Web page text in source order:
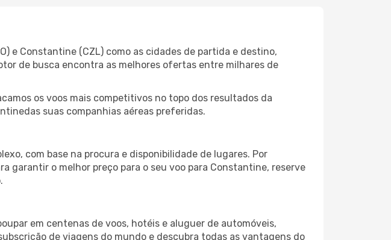
e Constantine (CZL) como as cidades de partida e destino,
de busca encontra as melhores ofertas entre milhares de
os voos mais competitivos no topo dos resultados da
suas companhias aéreas preferidas.
com base na procura e disponibilidade de lugares. Por
garantir o melhor preço para o seu voo para Constantine, reserve
em centenas de voos, hotéis e aluguer de automóveis,
de viagens do mundo e descubra todas as vantagens do